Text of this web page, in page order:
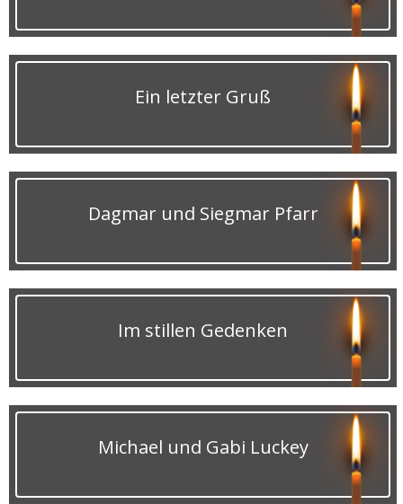
Ein letzter Gruß
Dagmar und Siegmar Pfarr
Im stillen Gedenken
Michael und Gabi Luckey